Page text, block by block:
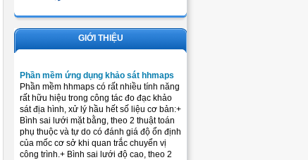
GIỚI THIỆU
Phần mềm ứng dụng khảo sát hhmaps
Phần mềm hhmaps có rất nhiều tính năng
rất hữu hiệu trong công tác đo đạc khảo
sát địa hình, xử lý hầu hết số liệu cơ bản:+
Bình sai lưới mặt bằng, theo 2 thuật toán
phụ thuộc và tự do có đánh giá độ ổn định
của mốc cơ sở khi quan trắc chuyển vị
công trình.+ Bình sai lưới độ cao, theo 2